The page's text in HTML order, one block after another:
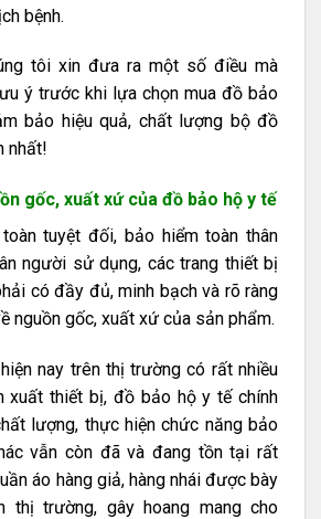
bệnh.
tôi xin đưa ra một số điều mà
ý trước khi lựa chọn mua đồ bảo
bảo hiệu quả, chất lượng bộ đồ
nhất!
gốc, xuất xứ của đồ bảo hộ y tế
tuyệt đối, bảo hiểm toàn thân
người sử dụng, các trang thiết bị
có đầy đủ, minh bạch và rõ ràng
nguồn gốc, xuất xứ của sản phẩm.
nay trên thị trường có rất nhiều
xuất thiết bị, đồ bảo hộ y tế chính
lượng, thực hiện chức năng bảo
vẫn còn đã và đang tồn tại rất
áo hàng giả, hàng nhái được bày
thị trường, gây hoang mang cho